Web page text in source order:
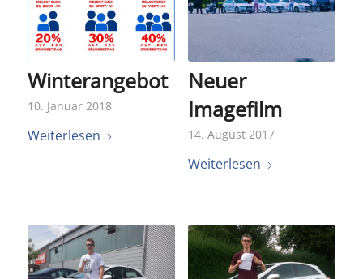
Winterangebot
10. Januar 2018
Weiterlesen
Neuer
Imagefilm
14. August 2017
Weiterlesen